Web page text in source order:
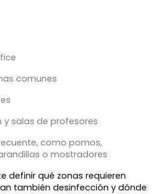
comunes
y salas de profesores
como pomos,
o mostradores
definir qué zonas requieren
también desinfección y dónde